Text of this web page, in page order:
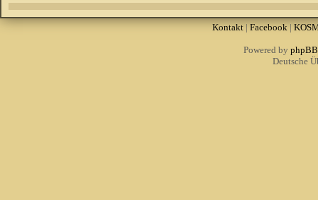
Kontakt| Facebook |
Powered by phpBB
Deutsche